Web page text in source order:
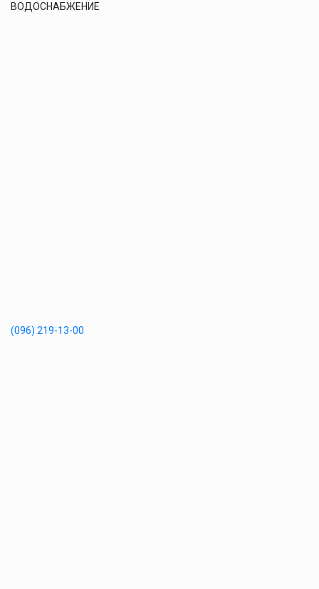
ВОДОСНАБЖЕНИЕ
(096) 219-13-00